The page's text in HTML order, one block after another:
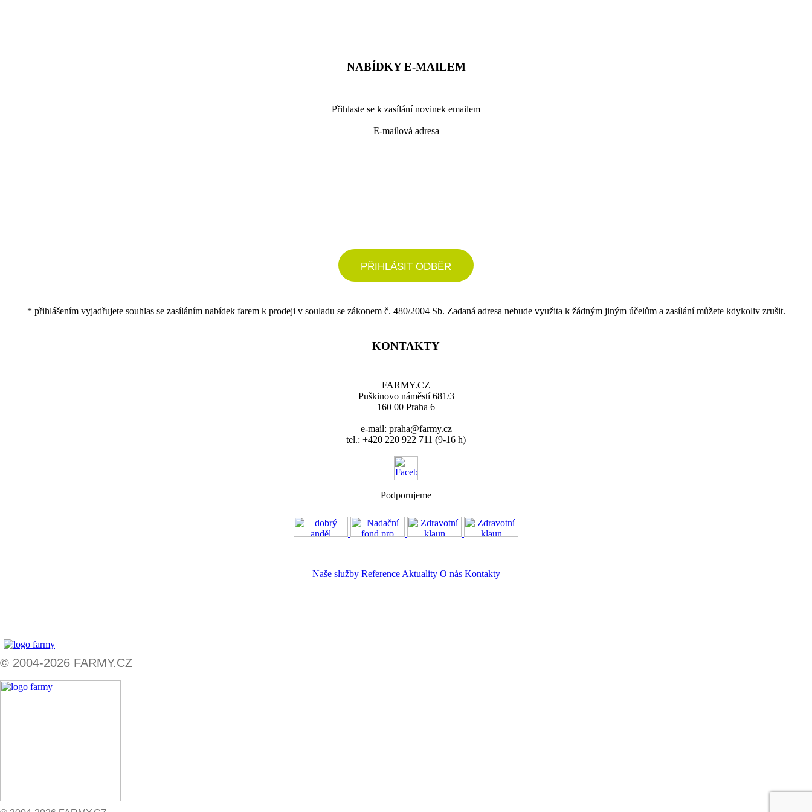
NABÍDKY E-MAILEM
Přihlaste se k zasílání novinek emailem
E-mailová adresa
PŘIHLÁSIT ODBĚR
* přihlášením vyjadřujete souhlas se zasíláním nabídek farem k prodeji v souladu se zákonem č. 480/2004 Sb. Zadaná adresa nebude využita k žádným jiným účelům a zasílání můžete kdykoliv zrušit.
KONTAKTY
FARMY.CZ
Puškinovo náměstí 681/3
160 00 Praha 6
e-mail: praha@farmy.cz
tel.: +420 220 922 711 (9-16 h)
Podporujeme
Naše služby Reference Aktuality O nás Kontakty
© 2004-2026 FARMY.CZ